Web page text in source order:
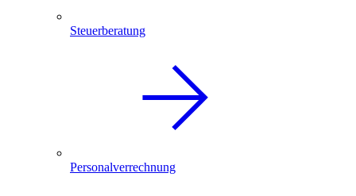
Steuerberatung
Personalverrechnung